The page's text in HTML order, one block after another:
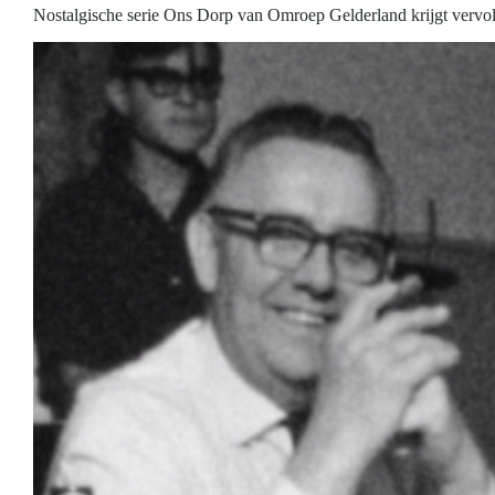
‘erfenis’
van
de
Nostalgische serie Ons Dorp van Omroep Gelderland krijgt